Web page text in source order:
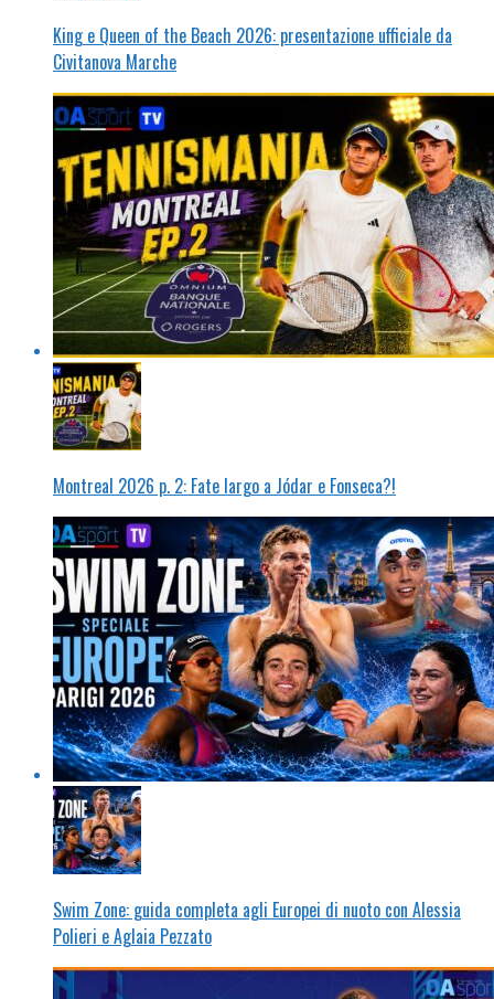
King e Queen of the Beach 2026: presentazione ufficiale da
Civitanova Marche
Montreal 2026 p. 2: Fate largo a Jódar e Fonseca?!
Swim Zone: guida completa agli Europei di nuoto con Alessia
Polieri e Aglaia Pezzato